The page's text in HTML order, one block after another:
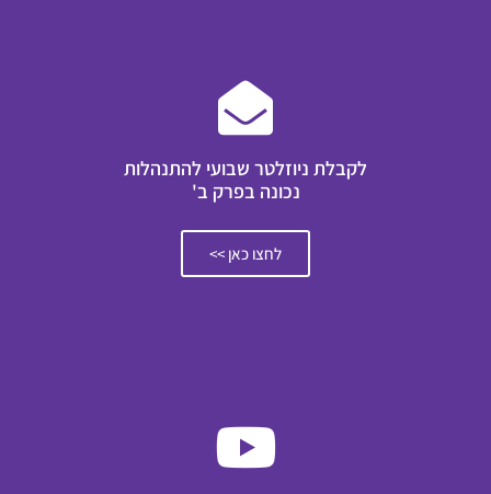
לקבלת ניוזלטר שבועי להתנהלות
נכונה בפרק ב'
לחצו כאן >>